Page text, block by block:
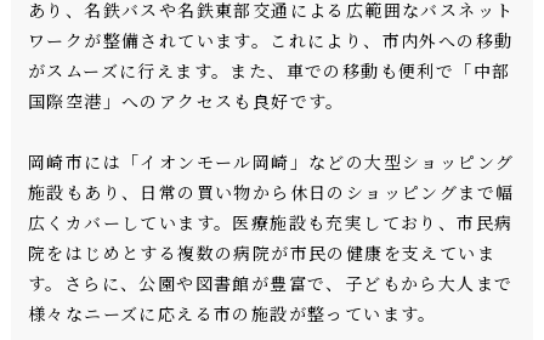
あり、名鉄バスや名鉄東部交通による広範囲なバスネット
ワークが整備されています。これにより、市内外への移動
がスムーズに行えます。また、車での移動も便利で「中部
国際空港」へのアクセスも良好です。
岡崎市には「イオンモール岡崎」などの大型ショッピング
施設もあり、日常の買い物から休日のショッピングまで幅
広くカバーしています。医療施設も充実しており、市民病
院をはじめとする複数の病院が市民の健康を支えていま
す。さらに、公園や図書館が豊富で、子どもから大人まで
様々なニーズに応える市の施設が整っています。